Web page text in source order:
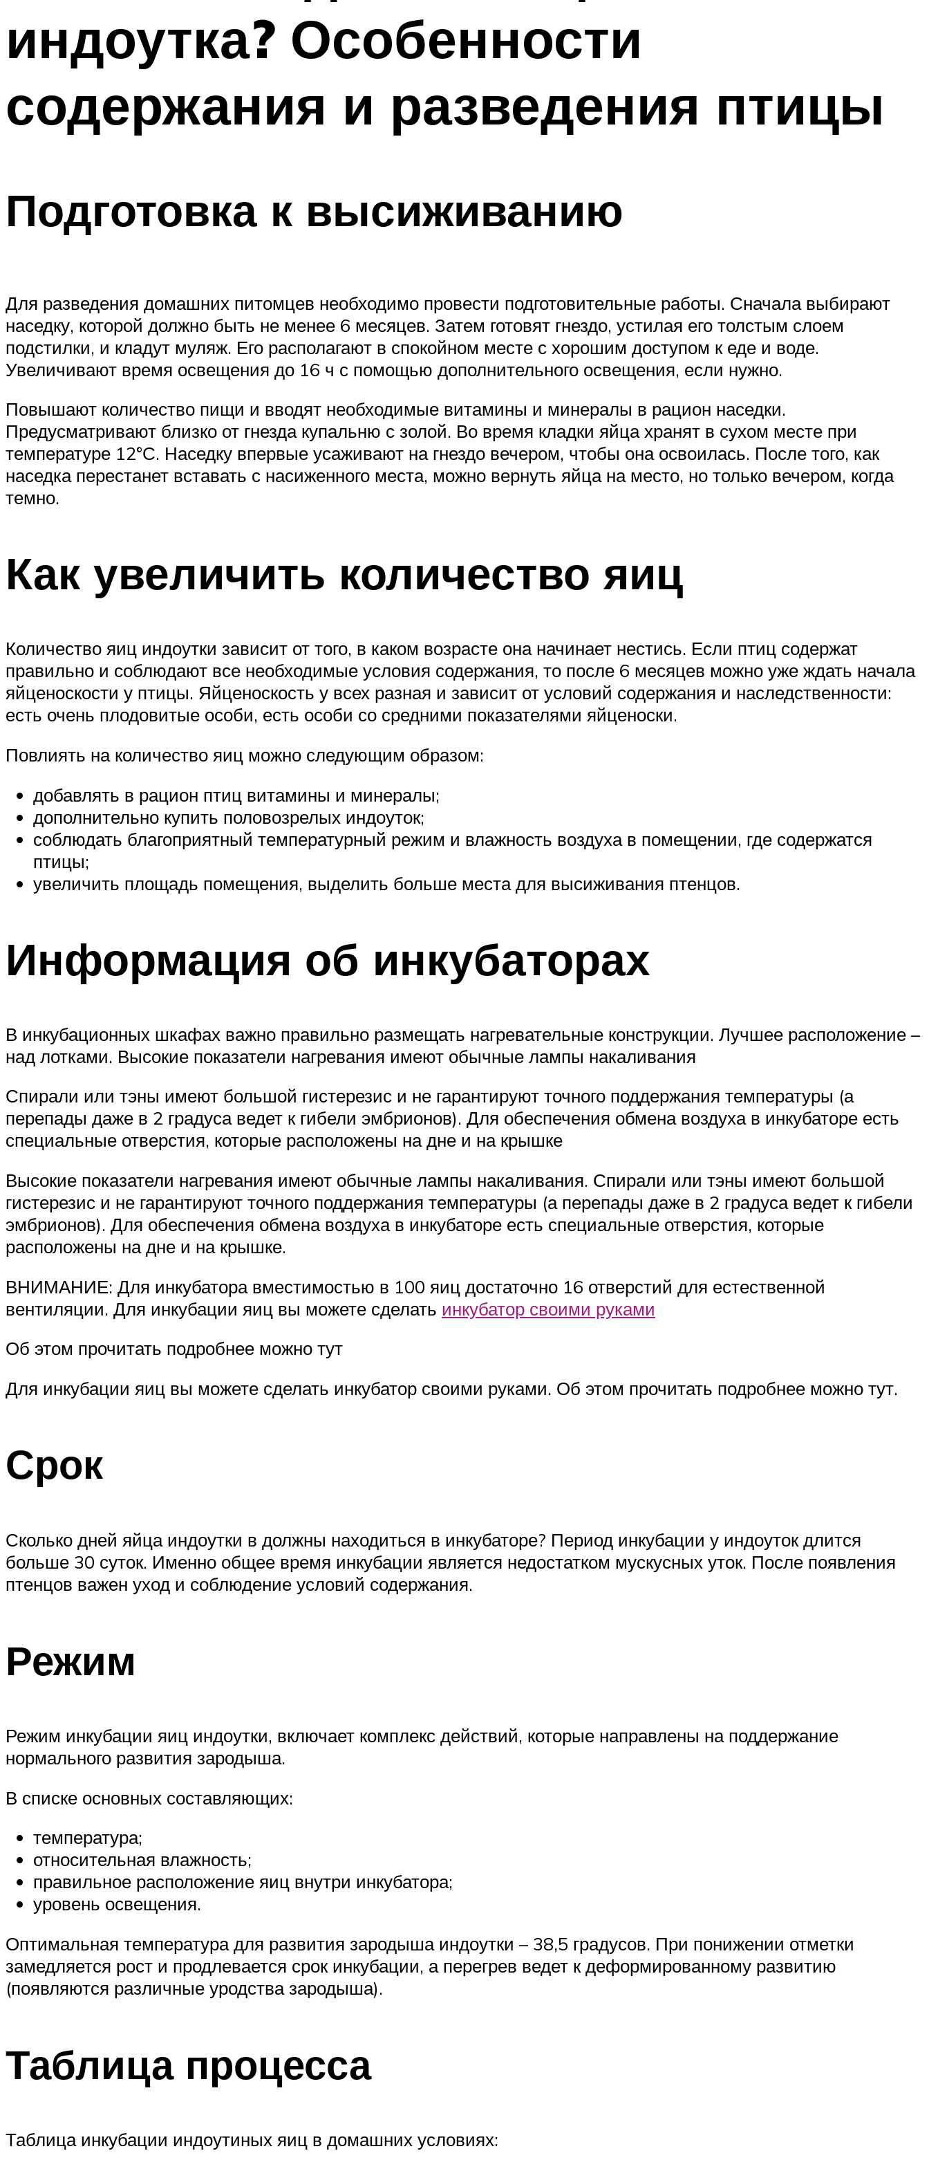
индоутка? Особенности
содержания и разведения птицы
Подготовка к высиживанию
Для разведения домашних питомцев необходимо провести подготовительные работы. Сначала выбирают
наседку, которой должно быть не менее 6 месяцев. Затем готовят гнездо, устилая его толстым слоем
подстилки, и кладут муляж. Его располагают в спокойном месте с хорошим доступом к еде и воде.
Увеличивают время освещения до 16 ч с помощью дополнительного освещения, если нужно.
Повышают количество пищи и вводят необходимые витамины и минералы в рацион наседки.
Предусматривают близко от гнезда купальню с золой. Во время кладки яйца хранят в сухом месте при
температуре 12°С. Наседку впервые усаживают на гнездо вечером, чтобы она освоилась. После того, как
наседка перестанет вставать с насиженного места, можно вернуть яйца на место, но только вечером, когда
темно.
Как увеличить количество яиц
Количество яиц индоутки зависит от того, в каком возрасте она начинает нестись. Если птиц содержат
правильно и соблюдают все необходимые условия содержания, то после 6 месяцев можно уже ждать начала
яйценоскости у птицы. Яйценоскость у всех разная и зависит от условий содержания и наследственности:
есть очень плодовитые особи, есть особи со средними показателями яйценоски.
Повлиять на количество яиц можно следующим образом:
добавлять в рацион птиц витамины и минералы;
дополнительно купить половозрелых индоуток;
соблюдать благоприятный температурный режим и влажность воздуха в помещении, где содержатся
птицы;
увеличить площадь помещения, выделить больше места для высиживания птенцов.
Информация об инкубаторах
В инкубационных шкафах важно правильно размещать нагревательные конструкции. Лучшее расположение –
над лотками. Высокие показатели нагревания имеют обычные лампы накаливания
Спирали или тэны имеют большой гистерезис и не гарантируют точного поддержания температуры (а
перепады даже в 2 градуса ведет к гибели эмбрионов). Для обеспечения обмена воздуха в инкубаторе есть
специальные отверстия, которые расположены на дне и на крышке
Высокие показатели нагревания имеют обычные лампы накаливания. Спирали или тэны имеют большой
гистерезис и не гарантируют точного поддержания температуры (а перепады даже в 2 градуса ведет к гибели
эмбрионов). Для обеспечения обмена воздуха в инкубаторе есть специальные отверстия, которые
расположены на дне и на крышке.
ВНИМАНИЕ: Для инкубатора вместимостью в 100 яиц достаточно 16 отверстий для естественной
вентиляции. Для инкубации яиц вы можете сделать инкубатор своими руками
Об этом прочитать подробнее можно тут
Для инкубации яиц вы можете сделать инкубатор своими руками. Об этом прочитать подробнее можно тут.
Срок
Сколько дней яйца индоутки в должны находиться в инкубаторе? Период инкубации у индоуток длится
больше 30 суток. Именно общее время инкубации является недостатком мускусных уток. После появления
птенцов важен уход и соблюдение условий содержания.
Режим
Режим инкубации яиц индоутки, включает комплекс действий, которые направлены на поддержание
нормального развития зародыша.
В списке основных составляющих:
температура;
относительная влажность;
правильное расположение яиц внутри инкубатора;
уровень освещения.
Оптимальная температура для развития зародыша индоутки – 38,5 градусов. При понижении отметки
замедляется рост и продлевается срок инкубации, а перегрев ведет к деформированному развитию
(появляются различные уродства зародыша).
Таблица процесса
Таблица инкубации индоутиных яиц в домашних условиях: